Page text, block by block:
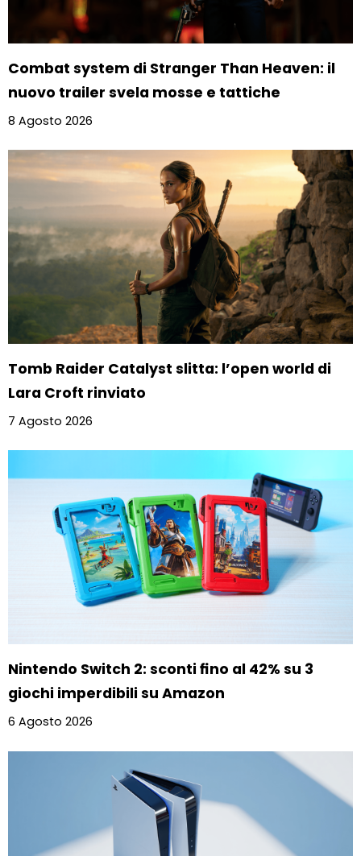
Combat system di Stranger Than Heaven: il
nuovo trailer svela mosse e tattiche
8 Agosto 2026
Tomb Raider Catalyst slitta: l’open world di
Lara Croft rinviato
7 Agosto 2026
Nintendo Switch 2: sconti fino al 42% su 3
giochi imperdibili su Amazon
6 Agosto 2026